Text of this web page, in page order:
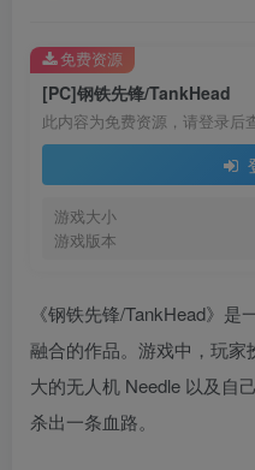
[PC]钢铁先锋/TankHead
此内容为免费资源，请登录后
游戏大小
游戏版本
免费资源
《钢铁先锋/TankHead》是
融合的作品。游戏中，玩家
大的无人机 Needle 以及自
杀出一条血路。